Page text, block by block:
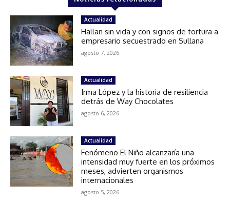
Actualidad
Hallan sin vida y con signos de tortura a
empresario secuestrado en Sullana
agosto 7, 2026
Actualidad
Irma López y la historia de resiliencia
detrás de Way Chocolates
agosto 6, 2026
Actualidad
Fenómeno El Niño alcanzaría una
intensidad muy fuerte en los próximos
meses, advierten organismos
internacionales
agosto 5, 2026